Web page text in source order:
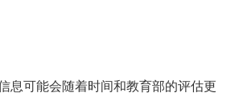
息可能会随着时间和教育部的评估更